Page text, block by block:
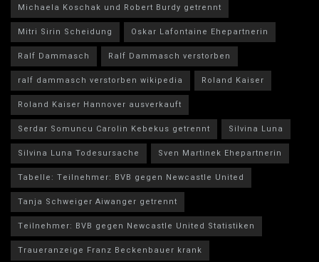
Michaela Koschak und Robert Burdy getrennt
Mitri Sirin Scheidung
Oskar Lafontaine Ehepartnerin
Ralf Dammasch
Ralf Dammasch verstorben
ralf dammasch verstorben wikipedia
Roland Kaiser
Roland Kaiser Hannover ausverkauft
Serdar Somuncu Carolin Kebekus getrennt
Silvina Luna
Silvina Luna Todesursache
Sven Martinek Ehepartnerin
Tabelle: Teilnehmer: BVB gegen Newcastle United
Tanja Schweiger Aiwanger getrennt
Teilnehmer: BVB gegen Newcastle United Statistiken
Traueranzeige Franz Beckenbauer krank